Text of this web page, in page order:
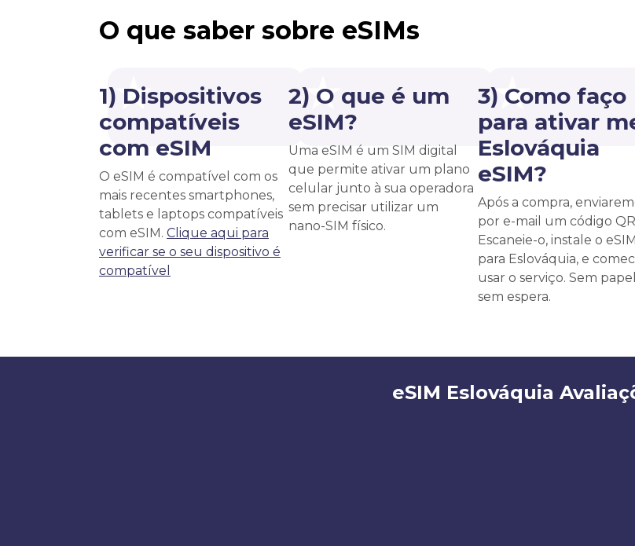
O que saber sobre eSIMs
1) Dispositivos
compatíveis
com eSIM
O eSIM é compatível com os
mais recentes smartphones,
tablets e laptops compatíveis
com eSIM. Clique aqui para
verificar se o seu dispositivo é
compatível
2) O que é um
eSIM?
Uma eSIM é um SIM digital
que permite ativar um plano
celular junto à sua operadora
sem precisar utilizar um
nano-SIM físico.
3) Como faço
para ativar
Eslováquia
eSIM?
Após a compra,
por e-mail um código
Escaneie-o, instale o eSIM
para Eslováquia, e
usar o serviço. Sem
sem espera.
eSIM Eslováquia